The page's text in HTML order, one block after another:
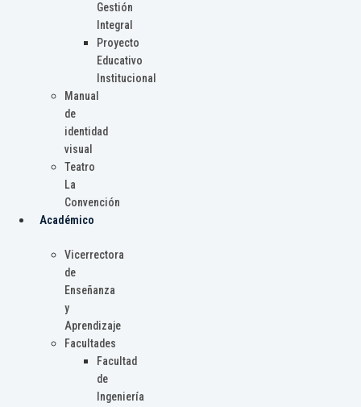
Gestión
Integral
Proyecto
Educativo
Institucional
Manual
de
identidad
visual
Teatro
La
Convención
Académico
Vicerrectora
de
Enseñanza
y
Aprendizaje
Facultades
Facultad
de
Ingeniería